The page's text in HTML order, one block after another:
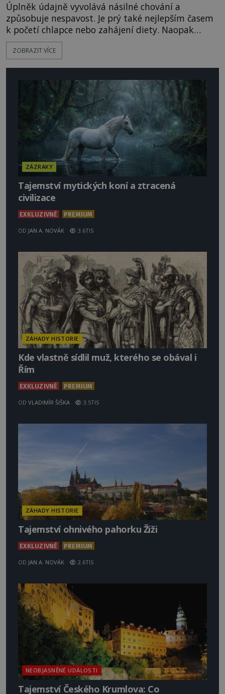
Úplněk údajně vyvolává násilné chování a
způsobuje nespavost. Je prý také nejlepším časem
k početí chlapce nebo zahájení diety. Naopak
bychom se v tomto čase měli vyhnout lékařským
zákrokům, protože zranění se během této fáze
na Zemi. Bez něj by se například nest
ZOBRAZIT VÍCE
ZÁZRAKY
Tajemství mytických koní a ztracená
civilizace
EXKLUZIVNĚ PREMIUM
OD JAN A. NOVÁK 3.6TIS
ZÁHADY HISTORIE
Kde vlastně sídlil muž, kterého se obával i
Řím
EXKLUZIVNĚ PREMIUM
OD VLADIMÍR ŠIŠKA 3.5TIS
ZÁHADY HISTORIE
Tajemství ohnivého pahorku Žiži
EXKLUZIVNĚ PREMIUM
OD JAN A. NOVÁK 2.6TIS
NEOBJASNĚNÉ UDÁLOSTI
Tajemství Českého Krumlova: Co